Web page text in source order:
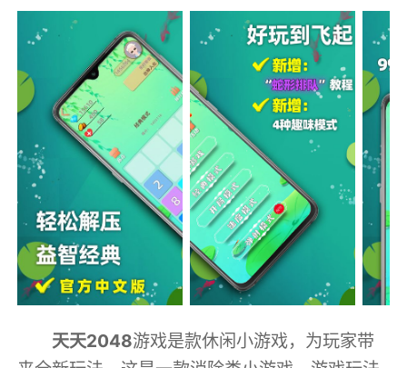
天天2048游戏是款休闲小游戏，为玩家带